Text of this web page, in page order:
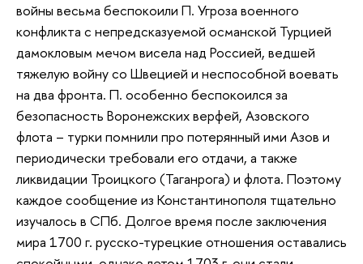
войны весьма беспокоили П. Угроза военного
конфликта с непредсказуемой османской Турцией
дамокловым мечом висела над Россией, ведшей
тяжелую войну со Швецией и неспособной воевать
на два фронта. П. особенно беспокоился за
безопасность Воронежских верфей, Азовского
флота – турки помнили про потерянный ими Азов и
периодически требовали его отдачи, а также
ликвидации Троицкого (Таганрога) и флота. Поэтому
каждое сообщение из Константинополя тщательно
изучалось в СПб. Долгое время после заключения
мира 1700 г. русско-турецкие отношения оставались